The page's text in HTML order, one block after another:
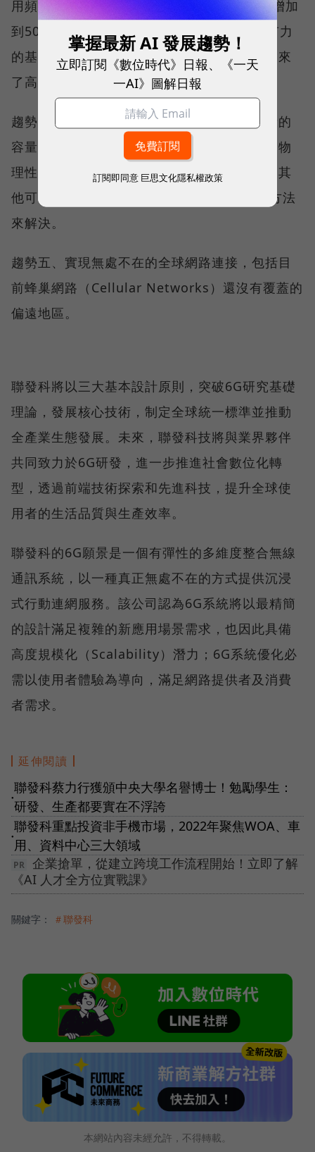
用頻寬（Total Addressable Bandwidth）增加
到50GHz以上。這兩個新頻段的加入將成為有力
的基礎，為新的極致應用鋪路；不過這也將帶來
了高頻段傳播衰減的嚴峻挑戰，有待克服。
趨勢四、網路密集化勢在必行，以增加低頻段的
容量，並克服在新頻段內的傳播衰減問題。因物
理性質的根本不同，室內基地台部署成本以及其
他可行性上的問題和挑戰，需要不同於5G的方法
來解決。
趨勢五、實現無處不在的全球網路連接，包括目
前蜂巢網路（Cellular Networks）還沒有覆蓋的
偏遠地區。
聯發科將以三大基本設計原則，突破6G研究基礎
理論，發展核心技術，制定全球統一標準並推動
全產業生態發展。未來，聯發科技將與業界夥伴
共同致力於6G研發，進一步推進社會數位化轉
型，透過前端技術探索和先進科技，提升全球使
用者的生活品質與生產效率。
聯發科的6G願景是一個有彈性的多維度整合無線
通訊系統，以一種真正無處不在的方式提供沉浸
式行動連網服務。該公司認為6G系統將以最精簡
的設計滿足複雜的新應用場景需求，也因此具備
高度規模化（Scalability）潛力；6G系統優化必
需以使用者體驗為導向，滿足網路提供者及消費
者需求。
延伸閱讀
●
聯發科蔡力行獲頒中央大學名譽博士！勉勵學生：
研發、生產都要實在不浮誇
●
聯發科重點投資非手機市場，2022年聚焦WOA、車
用、資料中心三大領域
企業搶單，從建立跨境工作流程開始！立即了解
《AI 人才全方位實戰課》
關鍵字： ＃聯發科
本網站內容未經允許，不得轉載。
掌握最新 AI 發展趨勢！
立即訂閱《數位時代》日報、《一天
一AI》圖解日報
訂閱即同意 巨思文化隱私權政策